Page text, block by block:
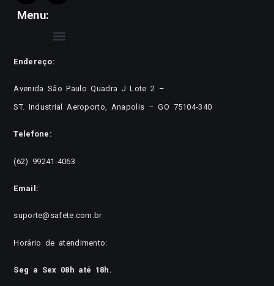
Menu:
Endereço:
Avenida São Paulo Quadra J Lote 2 –
ST. Industrial Aeroporto, Anapolis – GO 75104-340
Telefone:
(62) 99241-4063
Email:
suporte@safete.com.br
Horário de atendimento:
Seg a Sex 08h até 18h.